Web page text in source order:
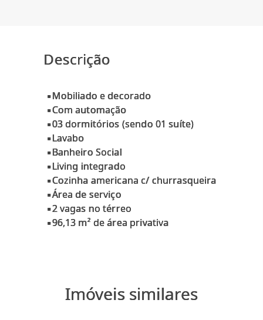
Descrição
▪Mobiliado e decorado
▪Com automação
▪03 dormitórios (sendo 01 suíte)
▪Lavabo
▪Banheiro Social
▪Living integrado
▪Cozinha americana c/ churrasqueira
▪Área de serviço
▪2 vagas no térreo
Imóveis similares